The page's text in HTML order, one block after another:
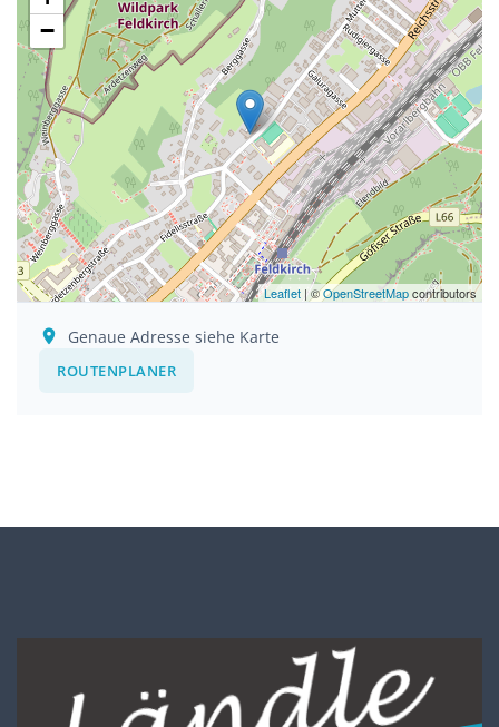
−
Leaflet | ©OpenStreetMapcontributors
Genaue Adresse siehe Karte
ROUTENPLANER